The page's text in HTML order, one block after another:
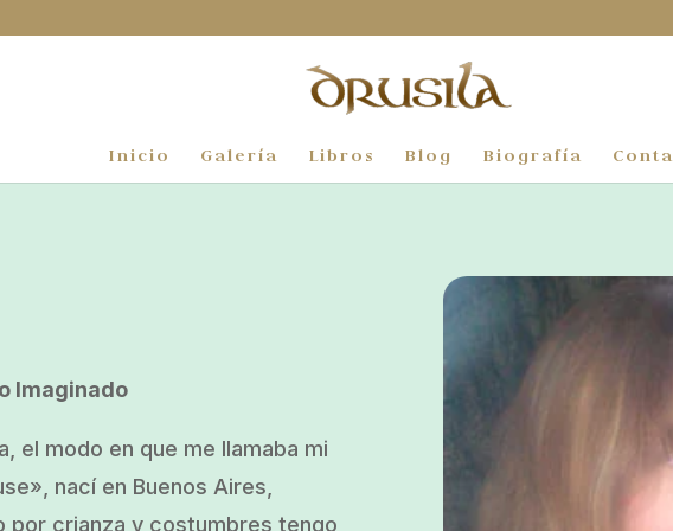
Inicio Galería Libros Blog Biografía
Imaginado
el modo en que me llamaba mi
nací en Buenos Aires,
por crianza y costumbres tengo